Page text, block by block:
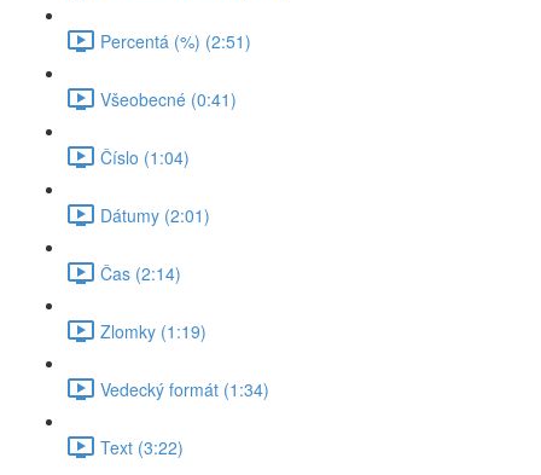
Percentá (%) (2:51)
Všeobecné (0:41)
Číslo (1:04)
Dátumy (2:01)
Čas (2:14)
Zlomky (1:19)
Vedecký formát (1:34)
Text (3:22)